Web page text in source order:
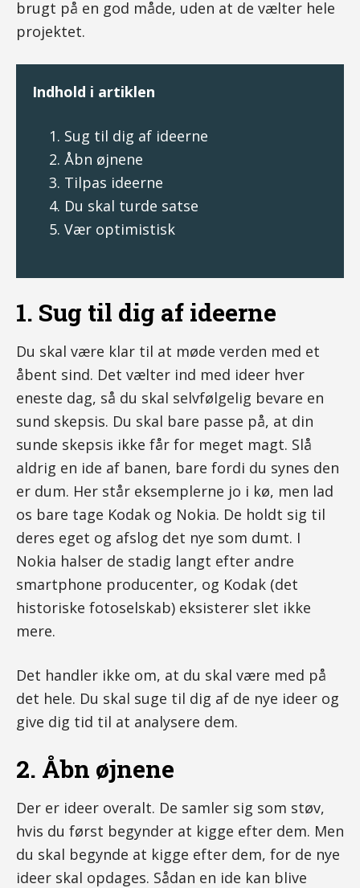
brugt på en god måde, uden at de vælter hele
projektet.
Indhold i artiklen
Sug til dig af ideerne
Åbn øjnene
Tilpas ideerne
Du skal turde satse
Vær optimistisk
1. Sug til dig af ideerne
Du skal være klar til at møde verden med et
åbent sind. Det vælter ind med ideer hver
eneste dag, så du skal selvfølgelig bevare en
sund skepsis. Du skal bare passe på, at din
sunde skepsis ikke får for meget magt. Slå
aldrig en ide af banen, bare fordi du synes den
er dum. Her står eksemplerne jo i kø, men lad
os bare tage Kodak og Nokia. De holdt sig til
deres eget og afslog det nye som dumt. I
Nokia halser de stadig langt efter andre
smartphone producenter, og Kodak (det
historiske fotoselskab) eksisterer slet ikke
mere.
Det handler ikke om, at du skal være med på
det hele. Du skal suge til dig af de nye ideer og
give dig tid til at analysere dem.
2. Åbn øjnene
Der er ideer overalt. De samler sig som støv,
hvis du først begynder at kigge efter dem. Men
du skal begynde at kigge efter dem, for de nye
ideer skal opdages. Sådan en ide kan blive